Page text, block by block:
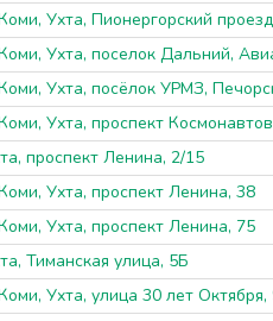
Ухта, Пионергорский
Ухта, поселок Дальний,
Ухта, посёлок УРМЗ,
Ухта, проспект
проспект Ленина, 2/15
Ухта, проспект Ленина, 38
Ухта, проспект Ленина, 75
Тиманская улица, 5Б
Ухта, улица 30 лет